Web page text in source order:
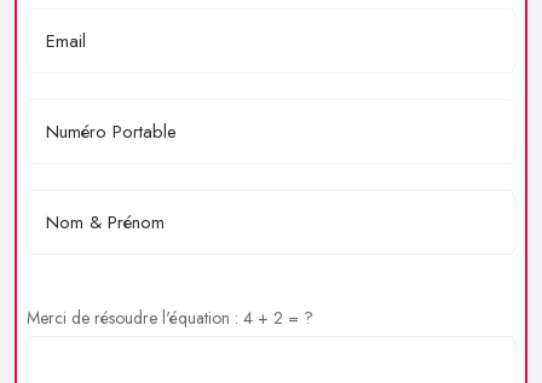
Merci de résoudre l'équation : 4 + 2 = ?